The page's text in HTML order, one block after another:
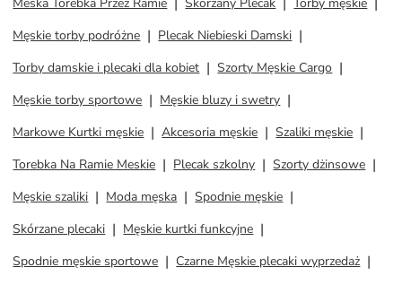
Męskie torby podróżne
Plecak Niebieski Damski
Torby damskie i plecaki dla kobiet
Szorty Męskie Cargo
Męskie torby sportowe
Męskie bluzy i swetry
Markowe Kurtki męskie
Akcesoria męskie
Szaliki męskie
Torebka Na Ramie Meskie
Plecak szkolny
Szorty dżinsowe
Męskie szaliki
Moda męska
Spodnie męskie
Skórzane plecaki
Męskie kurtki funkcyjne
Spodnie męskie sportowe
Czarne Męskie plecaki wyprzedaż